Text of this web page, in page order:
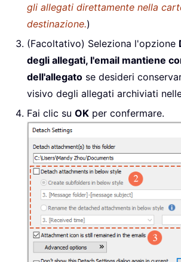
gli allegati direttamente nella
destinazione.)
(Facoltativo) Seleziona l'opzione
degli allegati, l'email mantiene
dell'allegato se desideri
visivo degli allegati archiviati
Fai clic su OK per confermare.